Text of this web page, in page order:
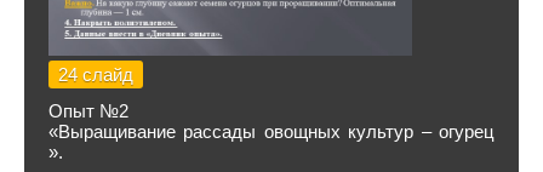
24 слайд
Опыт №2
«Выращивание рассады овощных культур – огурец
».